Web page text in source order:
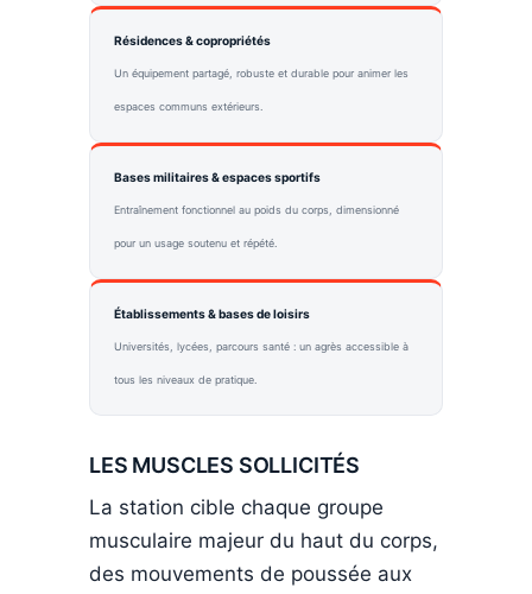
Résidences & copropriétés
Un équipement partagé, robuste et durable pour animer les
espaces communs extérieurs.
Bases militaires & espaces sportifs
Entraînement fonctionnel au poids du corps, dimensionné
pour un usage soutenu et répété.
Établissements & bases de loisirs
Universités, lycées, parcours santé : un agrès accessible à
tous les niveaux de pratique.
LES MUSCLES SOLLICITÉS
La station cible chaque groupe
musculaire majeur du haut du corps,
des mouvements de poussée aux